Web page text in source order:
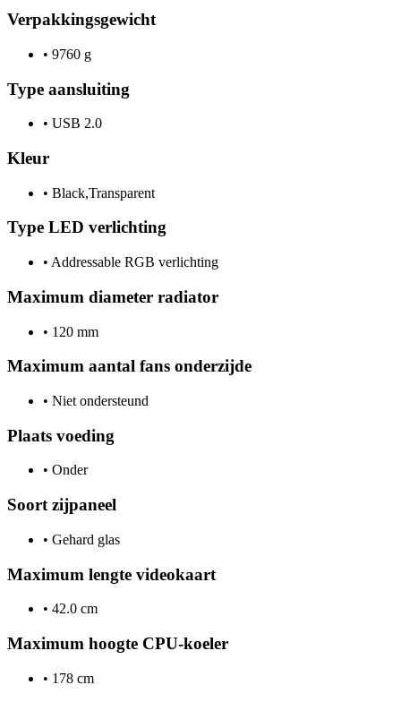
Verpakkingsgewicht
• 9760 g
Type aansluiting
• USB 2.0
Kleur
• Black,Transparent
Type LED verlichting
• Addressable RGB verlichting
Maximum diameter radiator
• 120 mm
Maximum aantal fans onderzijde
• Niet ondersteund
Plaats voeding
• Onder
Soort zijpaneel
• Gehard glas
Maximum lengte videokaart
• 42.0 cm
Maximum hoogte CPU-koeler
• 178 cm